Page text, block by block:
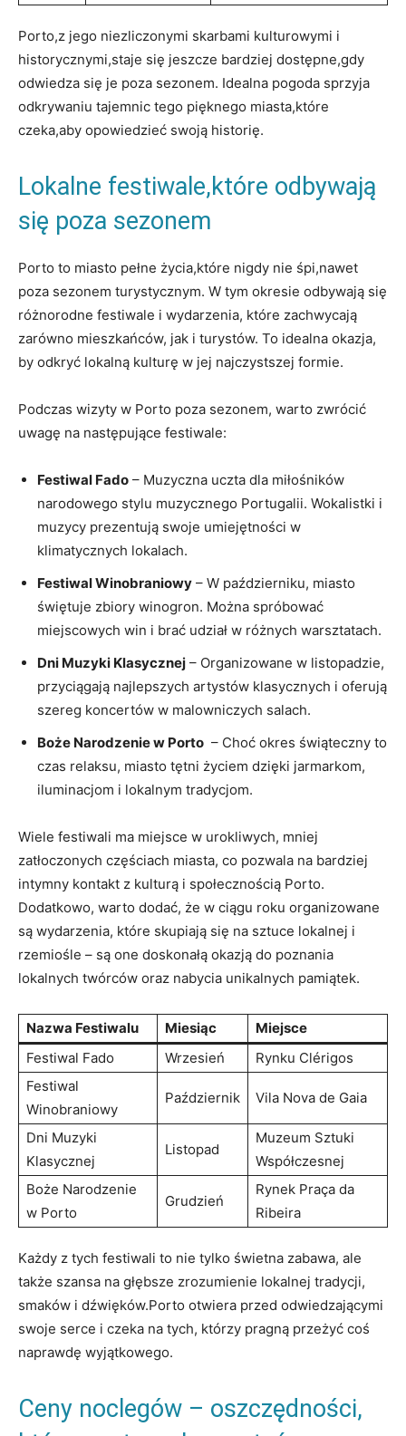
Porto,z jego niezliczonymi skarbami ‌kulturowymi i
historycznymi,staje się jeszcze bardziej dostępne,gdy
⁣odwiedza‌ się je poza ‍sezonem. Idealna pogoda⁢ sprzyja
odkrywaniu‍ tajemnic tego pięknego miasta,które
czeka,aby‌ opowiedzieć swoją‍ historię.
Lokalne festiwale,które ⁣odbywają⁣
się poza sezonem
Porto to miasto pełne życia,które nigdy‌ nie⁤ śpi,nawet
poza sezonem turystycznym. ​W tym ‌okresie odbywają się
różnorodne festiwale i wydarzenia,⁤ które zachwycają
zarówno mieszkańców, ​jak‌ i⁢ turystów. To idealna okazja,
by odkryć ‌lokalną kulturę w jej najczystszej formie.
Podczas wizyty w Porto poza sezonem, warto zwrócić
uwagę na następujące festiwale:
Festiwal⁤ Fado – Muzyczna‍ uczta dla miłośników
narodowego stylu⁢ muzycznego Portugalii. Wokalistki ​i
⁢muzycy prezentują swoje umiejętności w
klimatycznych ‌lokalach.
Festiwal⁣ Winobraniowy – ⁣W październiku, miasto
świętuje zbiory winogron. Można spróbować⁤
miejscowych win i⁤ brać udział ‌w różnych warsztatach.
Dni ⁤Muzyki⁤ Klasycznej ⁤– Organizowane w listopadzie,
przyciągają⁣ najlepszych artystów ⁣klasycznych i oferują
szereg‌ koncertów w malowniczych⁢ salach.
Boże Narodzenie w Porto ​ – Choć okres​ świąteczny to
czas‍ relaksu, miasto⁢ tętni życiem dzięki jarmarkom,
iluminacjom i lokalnym tradycjom.
Wiele festiwali ma ​miejsce w urokliwych, mniej
zatłoczonych częściach ‌miasta, co‍ pozwala na bardziej
intymny kontakt z kulturą i społecznością ‍Porto.⁣
Dodatkowo, warto ‌dodać, że w ciągu roku organizowane
są wydarzenia, które skupiają się‍ na sztuce lokalnej⁤ i
rzemiośle – są one doskonałą⁤ okazją do poznania
⁣lokalnych twórców oraz nabycia unikalnych pamiątek.
Nazwa Festiwalu Miesiąc
Miejsce
Festiwal Fado
Wrzesień
Rynku Clérigos
Festiwal
Winobraniowy
Październik Vila ⁢Nova de ‍Gaia
Dni Muzyki⁤
Klasycznej
Listopad
Muzeum Sztuki‍
Współczesnej
Boże⁢ Narodzenie
w Porto
Grudzień
Rynek Praça da
Ribeira
Każdy ⁣z ⁢tych festiwali ​to nie tylko świetna zabawa, ale⁤
także szansa na głębsze zrozumienie lokalnej tradycji,
smaków⁣ i dźwięków.Porto otwiera przed odwiedzającymi
swoje serce i czeka na tych, którzy ​pragną przeżyć coś‌
naprawdę wyjątkowego.
Ceny noclegów – oszczędności,